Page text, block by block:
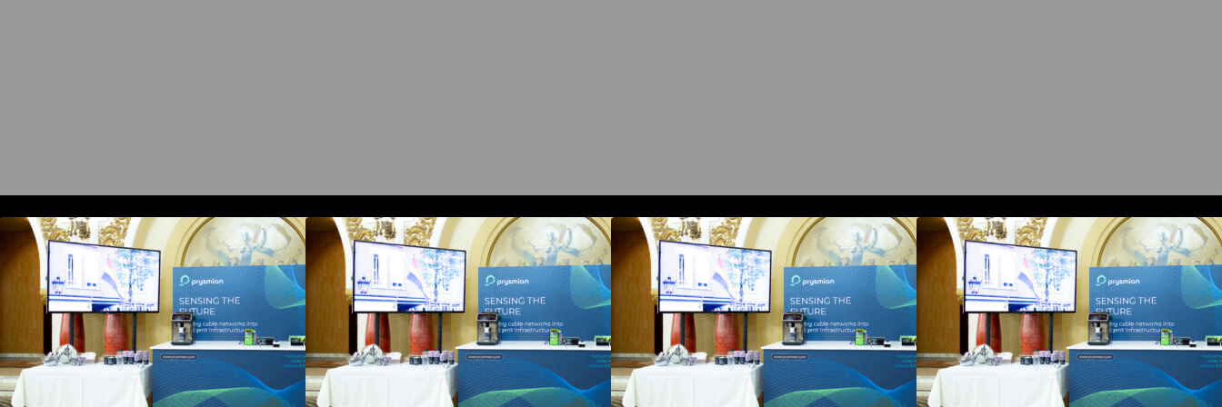
Prysmian aduce la COMM26
tehnologii de sensing si Digital
Energy pentru monitorizarea in
timp real a infrastrucrutilor critice
Prysmian aduce la COMM26
tehnologii de sensing si Digital
Energy pentru monitorizarea in
timp real a infrastrucrutilor critice
Prysmian aduce la COMM26
tehnologii de sensing si Digital
Energy pentru monitorizarea in
timp real a infrastrucrutilor critice
Prysmian aduce la COMM26
tehnologii de sensing si Digital
Energy pentru monitorizarea in
timp real a infrastrucrutilor critice